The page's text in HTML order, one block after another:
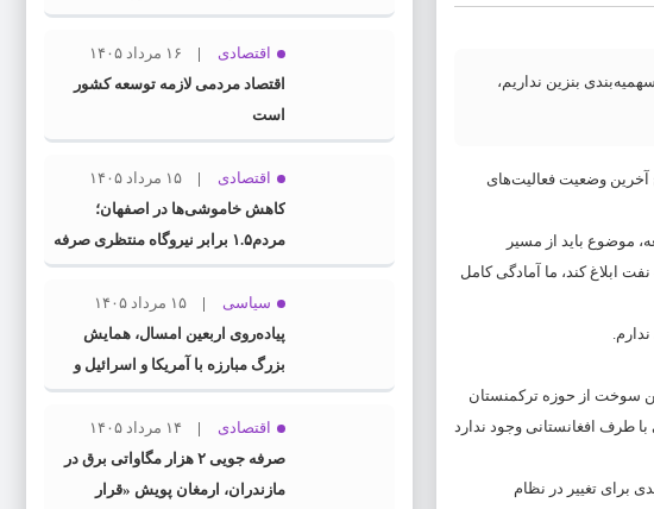
بنزین نداریم،
آخرین وضعیت فعالیت‌های
موضوع باید از مسیر
ابلاغ کند، ما آمادگی کامل
سوخت از حوزه ترکمنستان
طرف افغانستانی وجود ندارد
برای تغییر در نظام
اقتصادی
۱۶ مرداد ۱۴۰۵
اقتصاد مردمی لازمه توسعه کشور
است
اقتصادی
۱۵ مرداد ۱۴۰۵
کاهش خاموشی‌ها در اصفهان؛
مردم۱.۵ برابر نیروگاه منتظری صرفه
جویی کردند
سیاسی
۱۵ مرداد ۱۴۰۵
پیاده‌روی اربعین امسال، همایش
بزرگ مبارزه با آمریکا و اسرائیل و
مانور اجماع جبهه مقاومت و ملت‌های
آزادی‌خواه در برابر استکبار بود
اقتصادی
۱۴ مرداد ۱۴۰۵
صرفه جویی ۲ هزار مگاواتی برق در
مازندران، ارمغان پویش «قرار